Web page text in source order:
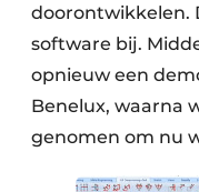
doorontwikkelen.
software bij.
opnieuw een
Benelux, waarna
genomen om nu